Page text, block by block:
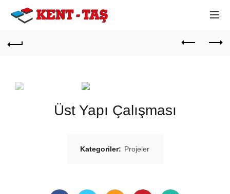
Üst Yapı Çalışması
Kategoriler: Projeler